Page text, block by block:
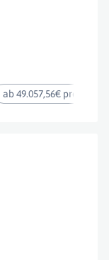
ab 49.057,56€ pro Jahr